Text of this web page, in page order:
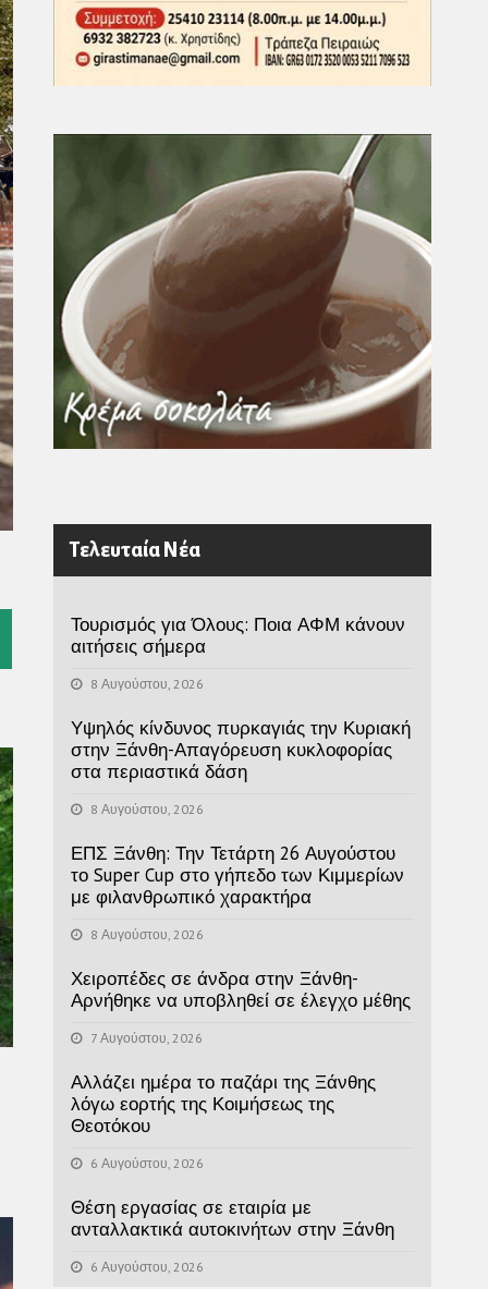
Τελευταία Νέα
Τουρισμός για Όλους: Ποια ΑΦΜ κάνουν
αιτήσεις σήμερα
8 Αυγούστου, 2026
Υψηλός κίνδυνος πυρκαγιάς την Κυριακή
στην Ξάνθη-Απαγόρευση κυκλοφορίας
στα περιαστικά δάση
8 Αυγούστου, 2026
ΕΠΣ Ξάνθη: Την Τετάρτη 26 Αυγούστου
το Super Cup στο γήπεδο των Κιμμερίων
με φιλανθρωπικό χαρακτήρα
8 Αυγούστου, 2026
Χειροπέδες σε άνδρα στην Ξάνθη-
Αρνήθηκε να υποβληθεί σε έλεγχο μέθης
7 Αυγούστου, 2026
Αλλάζει ημέρα το παζάρι της Ξάνθης
λόγω εορτής της Κοιμήσεως της
Θεοτόκου
6 Αυγούστου, 2026
Θέση εργασίας σε εταιρία με
ανταλλακτικά αυτοκινήτων στην Ξάνθη
6 Αυγούστου, 2026